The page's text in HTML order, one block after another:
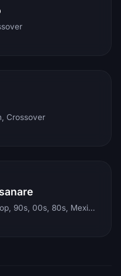
Crossover
Electronic, Rock, Pop, 90s, 00s, 80s, Mexican, Ranchera, Reggaeton, Instrumental, Salsa, Merengue, Tropical, Romantic, Vallenato, Llanera